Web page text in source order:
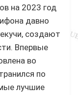
на 2023 год
давно
создают
Впервые
во
по
лучшие